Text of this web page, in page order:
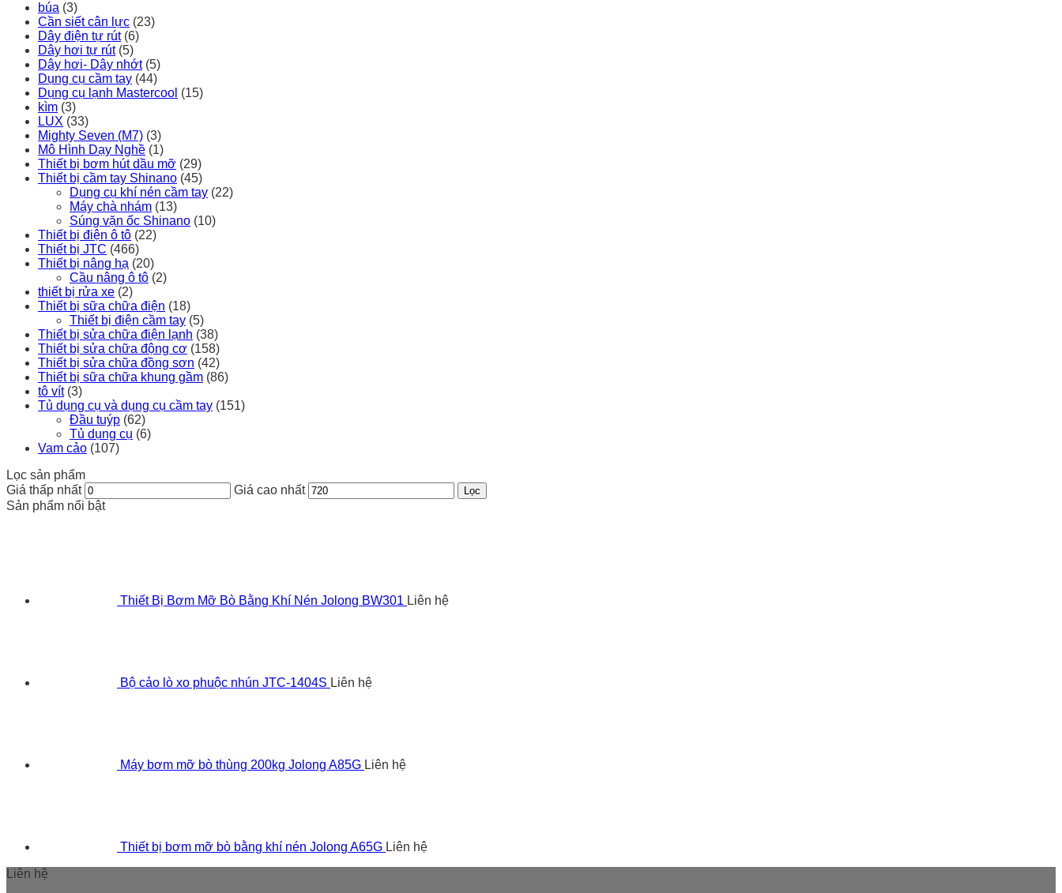
búa (3)
Cần siết cân lực (23)
Dây điện tự rút (6)
Dây hơi tự rút (5)
Dây hơi- Dây nhớt (5)
Dụng cụ cầm tay (44)
Dụng cụ lạnh Mastercool (15)
kìm (3)
LUX (33)
Mighty Seven (M7) (3)
Mô Hình Dạy Nghề (1)
Thiết bị bơm hút dầu mỡ (29)
Thiết bị cầm tay Shinano (45)
Dụng cụ khí nén cầm tay (22)
Máy chà nhám (13)
Súng vặn ốc Shinano (10)
Thiết bị điện ô tô (22)
Thiết bị JTC (466)
Thiết bị nâng hạ (20)
Cầu nâng ô tô (2)
thiết bị rửa xe (2)
Thiết bị sữa chữa điện (18)
Thiết bị điện cầm tay (5)
Thiết bị sửa chữa điện lạnh (38)
Thiết bị sửa chữa động cơ (158)
Thiết bị sửa chữa đồng sơn (42)
Thiết bị sữa chữa khung gầm (86)
tô vít (3)
Tủ dụng cụ và dụng cụ cầm tay (151)
Đầu tuýp (62)
Tủ dụng cụ (6)
Vam cảo (107)
Lọc sản phẩm
Giá thấp nhất
Giá cao nhất Lọc
Sản phẩm nổi bật
Thiết Bị Bơm Mỡ Bò Bằng Khí Nén Jolong BW301 Liên hệ
Bộ cảo lò xo phuộc nhún JTC-1404S Liên hệ
Máy bơm mỡ bò thùng 200kg Jolong A85G Liên hệ
Thiết bị bơm mỡ bò bằng khí nén Jolong A65G Liên hệ
Liên hệ